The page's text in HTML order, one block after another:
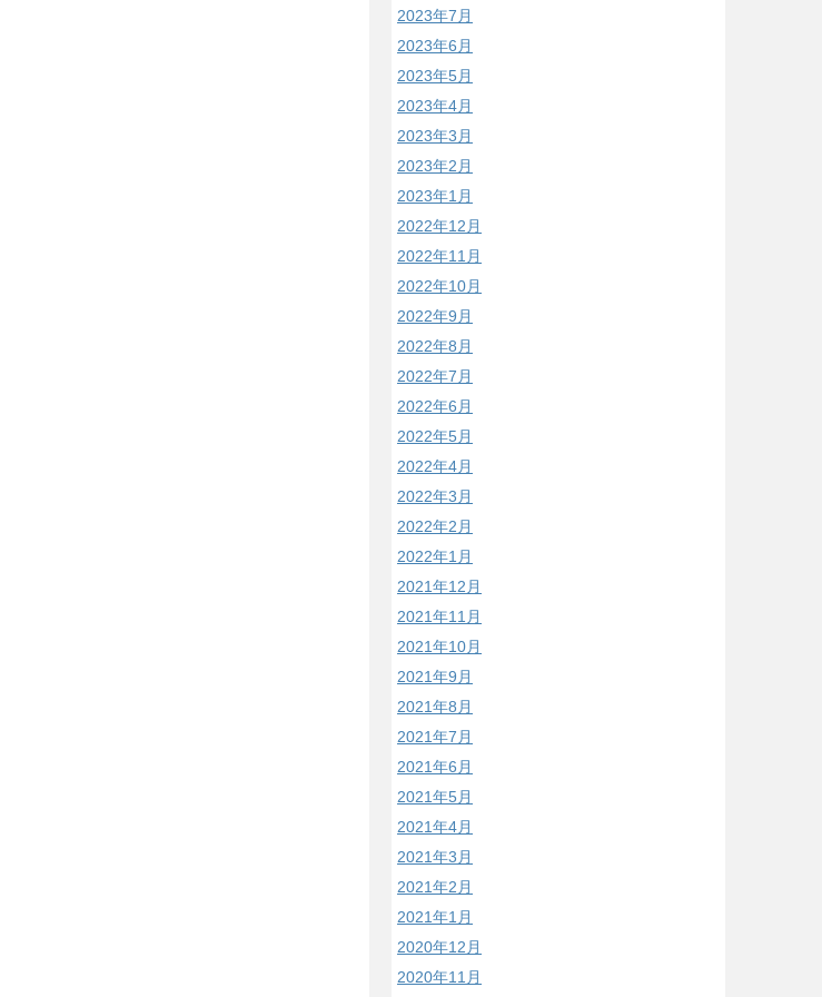
2023年7月
2023年6月
2023年5月
2023年4月
2023年3月
2023年2月
2023年1月
2022年12月
2022年11月
2022年10月
2022年9月
2022年8月
2022年7月
2022年6月
2022年5月
2022年4月
2022年3月
2022年2月
2022年1月
2021年12月
2021年11月
2021年10月
2021年9月
2021年8月
2021年7月
2021年6月
2021年5月
2021年4月
2021年3月
2021年2月
2021年1月
2020年12月
2020年11月